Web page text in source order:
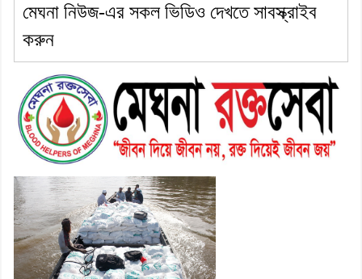
মেঘনা নিউজ-এর সকল ভিডিও দেখতে সাবস্ক্রাইব
করুন